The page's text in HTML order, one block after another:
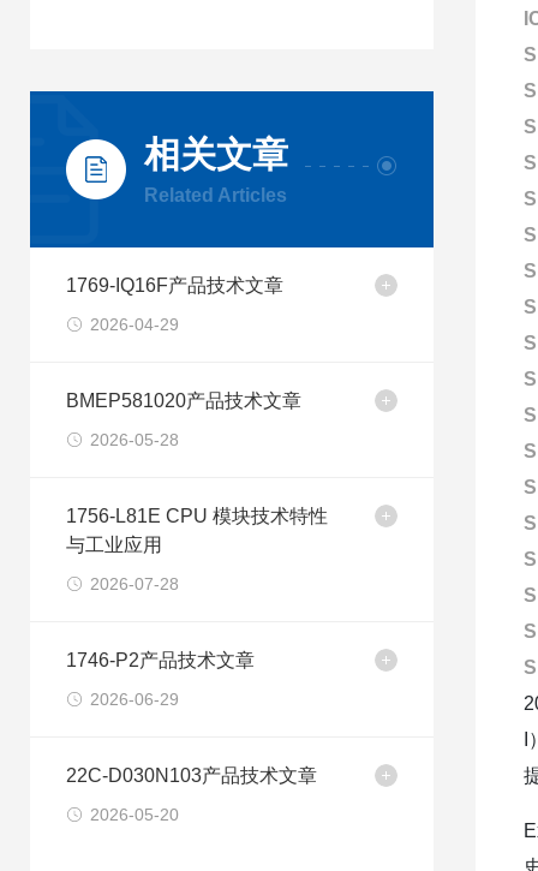
相关文章
Related Articles
1769-IQ16F产品技术文章
2026-04-29
BMEP581020产品技术文章
2026-05-28
1756-L81E CPU 模块技术特性
与工业应用
2026-07-28
1746-P2产品技术文章
2026-06-29
22C-D030N103产品技术文章
2026-05-20